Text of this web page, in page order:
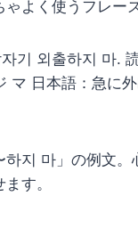
よく使うフレー
기 외출하지 마.
マ 日本語：急に
하지 마」の例文。
す。